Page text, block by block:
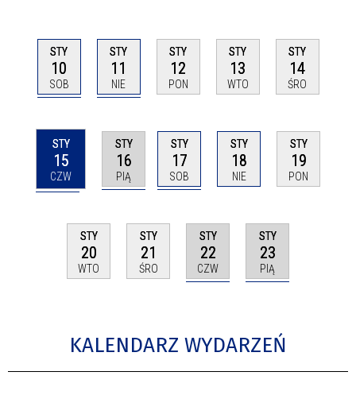
STY
10
SOB
STY
11
NIE
STY
12
PON
STY
13
WTO
STY
14
ŚRO
STY
15
CZW
STY
16
PIĄ
STY
17
SOB
STY
18
NIE
STY
19
PON
STY
20
WTO
STY
21
ŚRO
STY
22
CZW
STY
23
PIĄ
KALENDARZ WYDARZEŃ